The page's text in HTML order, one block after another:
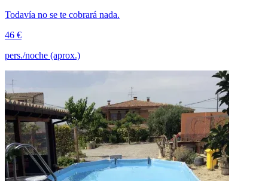
Todavía no se te cobrará nada.
46 €
pers./noche (aprox.)